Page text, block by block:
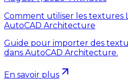
Comment utiliser les textures
AutoCAD Architecture
Guide pour importer des
dans AutoCAD Architecture.
En savoir plus